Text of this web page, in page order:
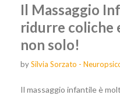
Il Massaggio
ridurre coliche
non solo!
bySilvia Sorzato -
Il massaggio infantile è